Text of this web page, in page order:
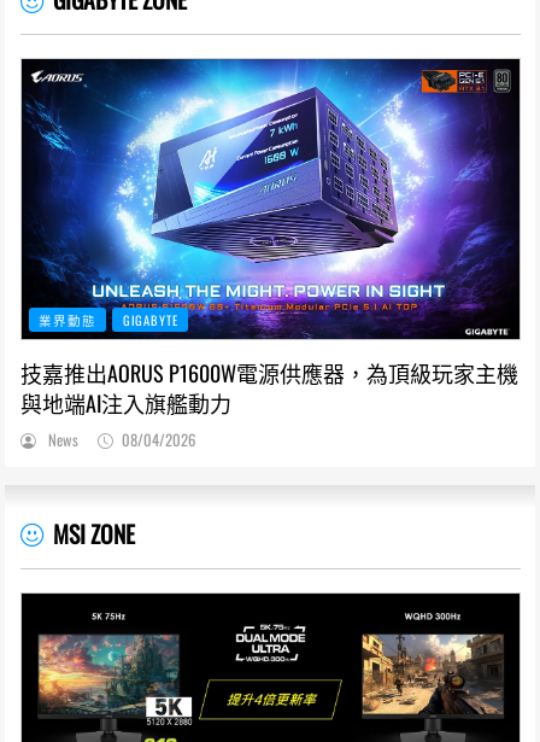
業界動態 GIGABYTE
技嘉推出AORUS P1600W電源供應器，為頂級玩家主機
與地端AI注入旗艦動力
News 08/04/2026
MSI ZONE